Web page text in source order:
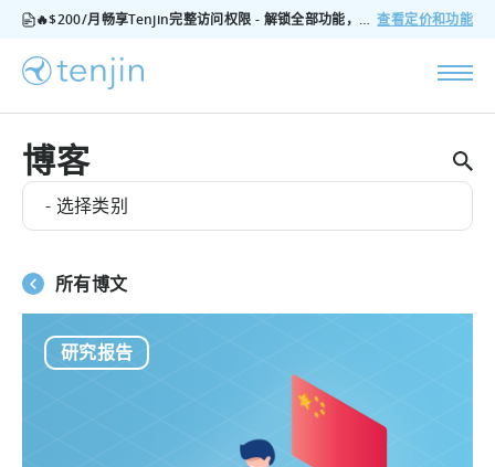
🔥$200/月畅享Tenjin完整访问权限 - 解锁全部功能，无隐藏费用，随时可取消 查看定价和功能
博客
- 选择类别
所有博文
研究报告